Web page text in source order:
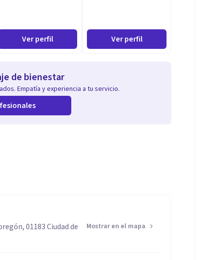
Ver perfil Ver perfil
de bienestar
Empatía y experiencia a tu servicio.
01183 Ciudad de
Mostrar en el mapa